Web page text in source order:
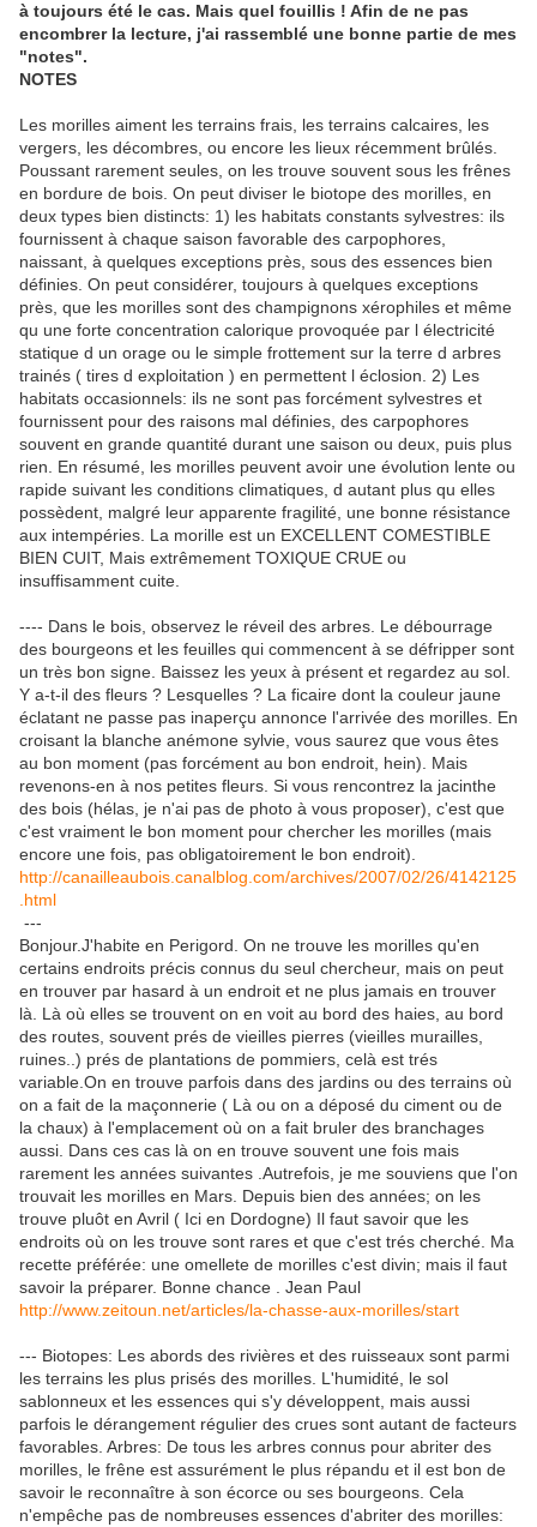
à toujours été le cas. Mais quel fouillis ! Afin de ne pas
encombrer la lecture, j'ai rassemblé une bonne partie de mes
"notes".
NOTES
Les morilles aiment les terrains frais, les terrains calcaires, les
vergers, les décombres, ou encore les lieux récemment brûlés.
Poussant rarement seules, on les trouve souvent sous les frênes
en bordure de bois. On peut diviser le biotope des morilles, en
deux types bien distincts: 1) les habitats constants sylvestres: ils
fournissent à chaque saison favorable des carpophores,
naissant, à quelques exceptions près, sous des essences bien
définies. On peut considérer, toujours à quelques exceptions
près, que les morilles sont des champignons xérophiles et même
qu une forte concentration calorique provoquée par l électricité
statique d un orage ou le simple frottement sur la terre d arbres
trainés ( tires d exploitation ) en permettent l éclosion. 2) Les
habitats occasionnels: ils ne sont pas forcément sylvestres et
fournissent pour des raisons mal définies, des carpophores
souvent en grande quantité durant une saison ou deux, puis plus
rien. En résumé, les morilles peuvent avoir une évolution lente ou
rapide suivant les conditions climatiques, d autant plus qu elles
possèdent, malgré leur apparente fragilité, une bonne résistance
aux intempéries. La morille est un EXCELLENT COMESTIBLE
BIEN CUIT, Mais extrêmement TOXIQUE CRUE ou
insuffisamment cuite.
---- Dans le bois, observez le réveil des arbres. Le débourrage
des bourgeons et les feuilles qui commencent à se défripper sont
un très bon signe. Baissez les yeux à présent et regardez au sol.
Y a-t-il des fleurs ? Lesquelles ? La ficaire dont la couleur jaune
éclatant ne passe pas inaperçu annonce l'arrivée des morilles. En
croisant la blanche anémone sylvie, vous saurez que vous êtes
au bon moment (pas forcément au bon endroit, hein). Mais
revenons-en à nos petites fleurs. Si vous rencontrez la jacinthe
des bois (hélas, je n'ai pas de photo à vous proposer), c'est que
c'est vraiment le bon moment pour chercher les morilles (mais
encore une fois, pas obligatoirement le bon endroit).
http://canailleaubois.canalblog.com/archives/2007/02/26/4142125
.html
---
Bonjour.J'habite en Perigord. On ne trouve les morilles qu'en
certains endroits précis connus du seul chercheur, mais on peut
en trouver par hasard à un endroit et ne plus jamais en trouver
là. Là où elles se trouvent on en voit au bord des haies, au bord
des routes, souvent prés de vieilles pierres (vieilles murailles,
ruines..) prés de plantations de pommiers, celà est trés
variable.On en trouve parfois dans des jardins ou des terrains où
on a fait de la maçonnerie ( Là ou on a déposé du ciment ou de
la chaux) à l'emplacement où on a fait bruler des branchages
aussi. Dans ces cas là on en trouve souvent une fois mais
rarement les années suivantes .Autrefois, je me souviens que l'on
trouvait les morilles en Mars. Depuis bien des années; on les
trouve pluôt en Avril ( Ici en Dordogne) Il faut savoir que les
endroits où on les trouve sont rares et que c'est trés cherché. Ma
recette préférée: une omellete de morilles c'est divin; mais il faut
savoir la préparer. Bonne chance . Jean Paul
http://www.zeitoun.net/articles/la-chasse-aux-morilles/start
--- Biotopes: Les abords des rivières et des ruisseaux sont parmi
les terrains les plus prisés des morilles. L'humidité, le sol
sablonneux et les essences qui s'y développent, mais aussi
parfois le dérangement régulier des crues sont autant de facteurs
favorables. Arbres: De tous les arbres connus pour abriter des
morilles, le frêne est assurément le plus répandu et il est bon de
savoir le reconnaître à son écorce ou ses bourgeons. Cela
n'empêche pas de nombreuses essences d'abriter des morilles: